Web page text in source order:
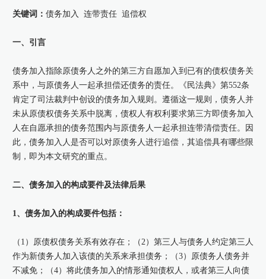
关键词： 债务加入 连带责任 追偿权
一、引言
债务加入指除原债务人之外的第三方自愿加入到已有的债权债务关
系中，与原债务人一起承担偿还债务的责任。《民法典》第552条
肯定了司法裁判中创设的债务加入规则。遵循这一规则，债务人并
未从原债权债务关系中脱离，债权人有权利要求第三方即债务加入
人在自愿承担的债务范围内与原债务人一起承担连带清偿责任。因
此，债务加入人是否可以对原债务人进行追偿，其追偿具有哪些限
制，即为本文研究的重点。
二、债务加入的构成要件及法律后果
1、债务加入的构成要件包括：
（1）原债权债务关系有效存在；（2）第三人与债务人约定第三人
作为新债务人加入该债的关系来承担债务；（3）原债务人债务并
不减免；（4）将此债务加入的情形通知债权人，或者第三人向债